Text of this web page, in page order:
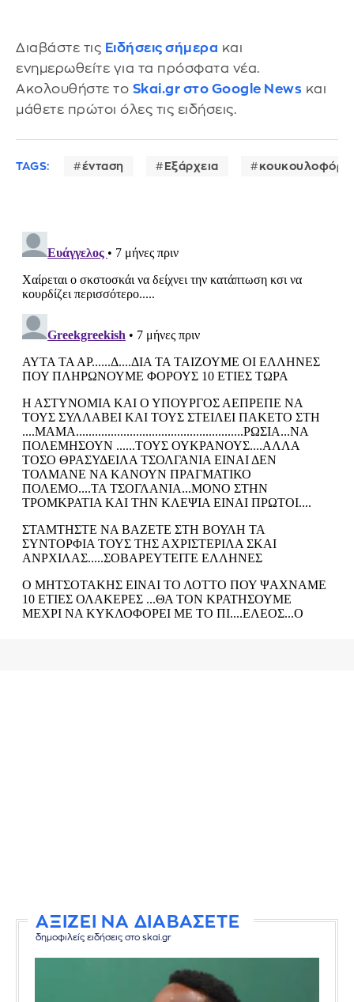
Διαβάστε τις Ειδήσεις σήμερα και
ενημερωθείτε για τα πρόσφατα νέα.
Ακολουθήστε το Skai.gr στο Google News και
μάθετε πρώτοι όλες τις ειδήσεις.
TAGS: ένταση Εξάρχεια κουκουλοφόροι
ΑΞΙΖΕΙ ΝΑ ΔΙΑΒΑΣΕΤΕ
δημοφιλείς ειδήσεις στο skai.gr